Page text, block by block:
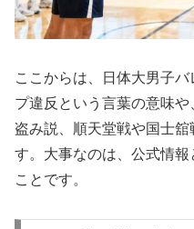
ここからは、日体大男子
プ違反という言葉の意味
盗み説、順天堂戦や国士
す。大事なのは、公式情
ことです。